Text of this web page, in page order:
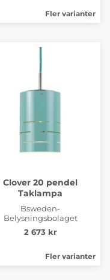
Fler varianter
Clover 20 pendel
Taklampa
Bsweden-
Belysningsbolaget
2 673 kr
Fler varianter